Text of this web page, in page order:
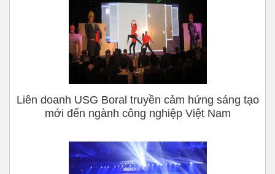
Liên doanh USG Boral truyền cảm hứng sáng tạo
mới đến ngành công nghiệp Việt Nam